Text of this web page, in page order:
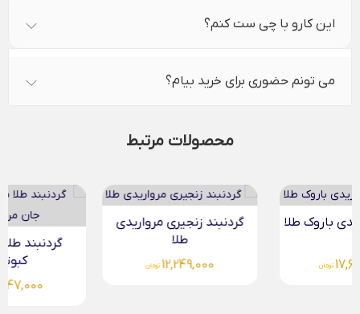
این کارو با چی ست کنم؟
می تونم حضوری برای خرید بیام؟
محصولات مرتبط
گردنبند زنجیری مرواریدی
گردنبند طلا مرواریدی